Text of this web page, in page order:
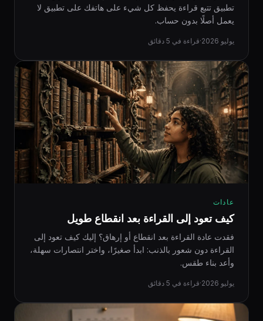
تطبيق تتبع قراءة يحفظ كل شيء على هاتفك على تطبيق لا
يعمل أصلًا بدون حساب.
يوليو 2026 ·قراءة في 5 دقائق
عادات
كيف تعود إلى القراءة بعد انقطاع طويل
فقدت عادة القراءة بعد انقطاع أو إرهاق؟ إليك كيف تعود إلى
القراءة دون شعور بالذنب: ابدأ صغيرًا، واختر انتصارات سهلة،
وأعد بناء طقس.
يوليو 2026 ·قراءة في 5 دقائق